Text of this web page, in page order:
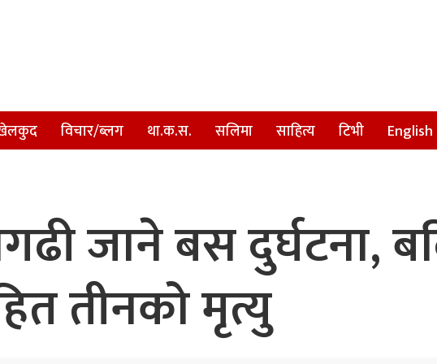
विचार/ब्लग था.क.स. सलिमा साहित्य टिभी English
जाने बस दुर्घटना,
तीनको मृत्यु